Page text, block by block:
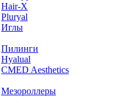
Hair-X
Pluryal
Иглы
Пилинги
Hyalual
CMED Aesthetics
Мезороллеры